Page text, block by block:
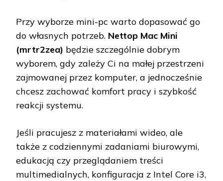
Przy wyborze mini-pc warto dopasować go
do własnych potrzeb. Nettop Mac Mini
(mrtr2zea) będzie szczególnie dobrym
wyborem, gdy zależy Ci na małej przestrzeni
zajmowanej przez komputer, a jednocześnie
chcesz zachować komfort pracy i szybkość
reakcji systemu.
Jeśli pracujesz z materiałami wideo, ale
także z codziennymi zadaniami biurowymi,
edukacją czy przeglądaniem treści
multimedialnych, konfiguracja z Intel Core i3,